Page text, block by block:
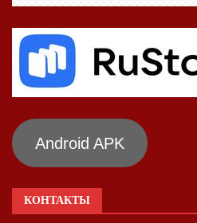
Android APK
КОНТАКТЫ